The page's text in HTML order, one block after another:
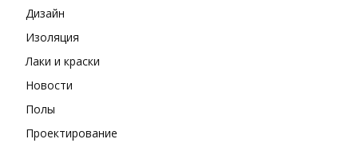
Дизайн
Изоляция
Лаки и краски
Новости
Полы
Проектирование